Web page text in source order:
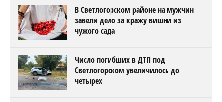
В Светлогорском районе на мужчин
завели дело за кражу вишни из
чужого сада
Число погибших в ДТП под
Светлогорском увеличилось до
четырех